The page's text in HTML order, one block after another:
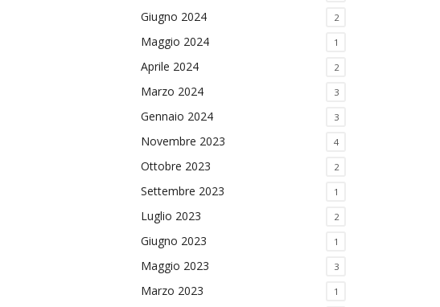
Giugno 2024 2
Maggio 2024 1
Aprile 2024 2
Marzo 2024 3
Gennaio 2024 3
Novembre 2023 4
Ottobre 2023 2
Settembre 2023 1
Luglio 2023 2
Giugno 2023 1
Maggio 2023 3
Marzo 2023 1